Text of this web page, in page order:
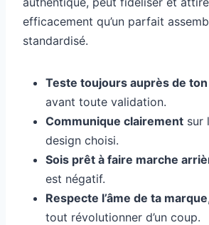
efficacement qu’un parfait
standardisé.
Teste toujours auprès de
avant toute validation.
Communique clairement sur
design choisi.
Sois prêt à faire marche
est négatif.
Respecte l’âme de ta marque
tout révolutionner d’un coup.